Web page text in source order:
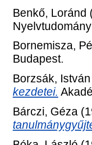
Benkő, Loránd
Bornemisza,
Budapest.
Borzsák, István
kezdetei.
Bárczi, Géza